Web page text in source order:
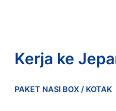
Kerja ke
PAKET NASI BOX / KOTAK